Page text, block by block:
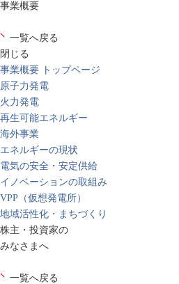
事業概要
一覧へ戻る
閉じる
事業概要 トップページ
原子力発電
火力発電
再生可能エネルギー
海外事業
エネルギーの現状
電気の安全・安定供給
イノベーションの取組み
VPP（仮想発電所）
地域活性化・まちづくり
株主・投資家の
みなさまへ
一覧へ戻る